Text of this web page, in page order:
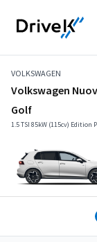
VOLKSWAGEN
Volkswagen
Golf
1.5 TSI 85kW (115cv) Edition